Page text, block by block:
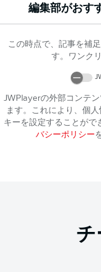
編集部がおす
この時点で、記事を補
す。ワンク
JWPlayerの外部コンテ
ます。これにより、個
キーを設定することがで
バシーポリシー
チ